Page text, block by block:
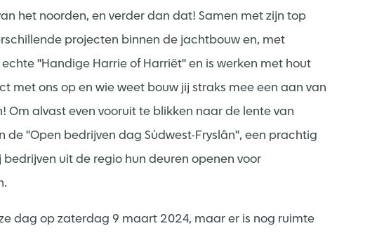
het noorden, en verder dan dat! Samen met zijn top
projecten binnen de jachtbouw en, met
''Handige Harrie of Harriët'' en is werken met hout
met ons op en wie weet bouw jij straks mee een aan van
alvast even vooruit te blikken naar de lente van
de ''Open bedrijven dag Súdwest-Fryslân'', een prachtig
uit de regio hun deuren openen voor
dag op zaterdag 9 maart 2024, maar er is nog ruimte